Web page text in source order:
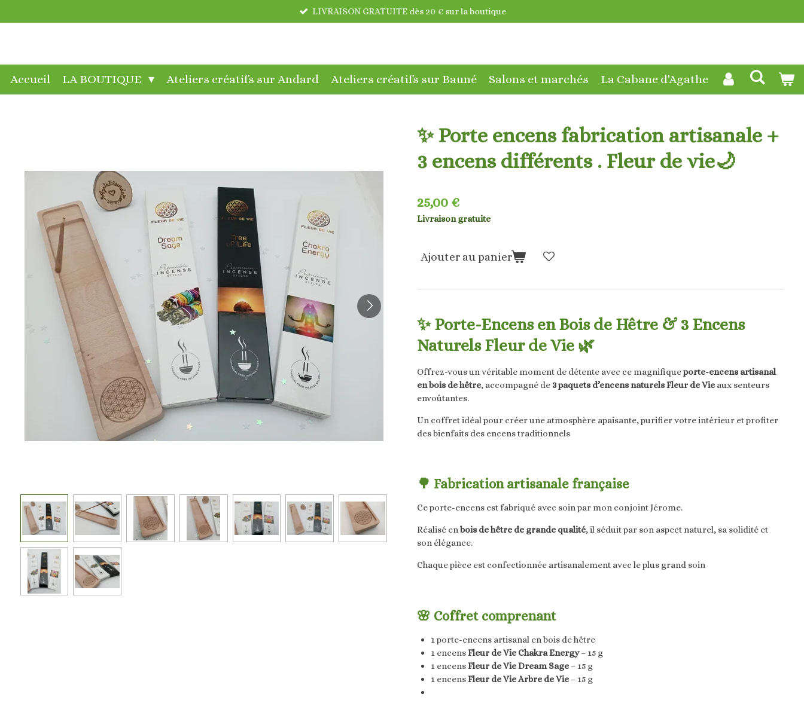
au
LIVRAISON GRATUITE dès 20 € sur la boutique
Accueil LA BOUTIQUE Ateliers créatifs sur Andard Ateliers créatifs sur Bauné Salons et marchés La Cabane d'Agathe
✨ Porte encens fabrication artisanale +
3 encens différents . Fleur de vie🌙
25,00 €
Livraison gratuite
Ajouter au panier
✨ Porte-Encens en Bois de Hêtre & 3 Encens
Naturels Fleur de Vie 🌿
Offrez-vous un véritable moment de détente avec ce magnifiqueporte-encens artisanal
en bois de hêtre, accompagné de 3 paquets d’encens naturels Fleur de Vie aux senteurs
envoûtantes.
Un coffret idéal pour créer une atmosphère apaisante, purifier votre intérieur et profiter
des bienfaits des encens traditionnels
🌳 Fabrication artisanale française
Ce porte-encens est fabriqué avec soin par mon conjoint Jérome.
Réalisé enbois de hêtre de grande qualité, il séduit par son aspect naturel, sa solidité et
son élégance.
Chaque pièce est confectionnée artisanalement avec le plus grand soin
🌸 Coffret comprenant
1 porte-encens artisanal en bois de hêtre
1 encensFleur de Vie Chakra Energy– 15 g
1 encensFleur de Vie Dream Sage– 15 g
1 encensFleur de Vie Arbre de Vie– 15 g